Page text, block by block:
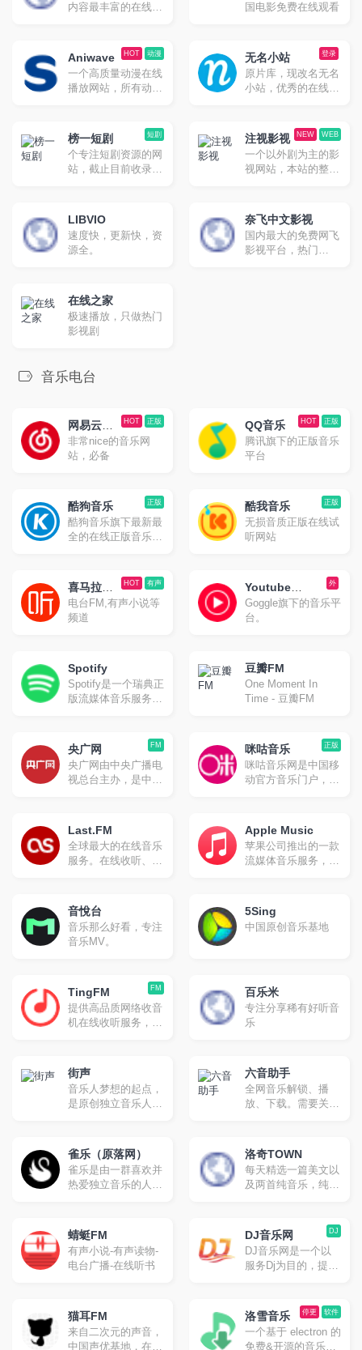
内容最丰富的在线追
国电影免费在线观看
动漫
HOT
Aniwave
一个高质量动漫在线
播放网站，所有动漫
友。
登录
无名小站
原片库，现改名无名
小站，优秀的在线播
btnull.org ，btnull.to
。中国大陆：
btnull.nu，
btnull.in。邮箱：
短剧
榜一短剧
个专注短剧资源的网
站，截止目前收录了
剧、快手短剧以及其
他平台的自制短剧，
这里基本都有收录。
WEB
NEW
注视影视
一个以外剧为主的影
视网站，本站的整体
LIBVIO
速度快，更新快，资
源全。
奈飞中文影视
国内最大的免费网飞
影视平台，热门
在线之家
极速播放，只做热门
影视剧
音乐电台
正版
HOT
网易云音
乐
非常nice的音乐网
站，必备
正版
HOT
QQ音乐
腾讯旗下的正版音乐
平台
正版
酷狗音乐
酷狗音乐旗下最新最
全的在线正版音乐网
正版
酷我音乐
无损音质正版在线试
听网站
有声
HOT
喜马拉雅
FM
电台FM,有声小说等
频道
外
Youtube
Music
Goggle旗下的音乐平
台。
Spotify
Spotify是一个瑞典正
版流媒体音乐服务平
10月在瑞典首都斯德
哥尔摩正式上线。
Spotify提供免费和付
费两种服务，除音乐
豆瓣FM
One Moment In
Time - 豆瓣FM
FM
央广网
央广网由中央广播电
视总台主办，是中央
名，以音频收听为特
色，将打造为新闻门
户，成为优势突出、
特色鲜明的多媒体集
正版
咪咕音乐
咪咕音乐网是中国移
动官方音乐门户，旨
订购、歌曲下载、铃
音管理、音乐电台、
音乐视频等一站式音
乐互动体验。
Last.FM
全球最大的在线音乐
服务。在线收听、进
荐。
Apple Music
苹果公司推出的一款
流媒体音乐服务，于
音悅台
音乐那么好看，专注
音乐MV。
5Sing
中国原创音乐基地
FM
TingFM
提供高品质网络收音
机在线收听服务，无
听广播。网站全面汇
集整理国内外主流电
台流媒体播放地址，
方便广大广播爱好者
百乐米
专注分享稀有好听音
乐
街声
音乐人梦想的起点，
是原创独立音乐人扎
乐产业的权威人士每
天聆听新作，在站内
站外进行推荐，并且
具有准确的排行榜机
与创作者之间更多相
遇的机会。
六音助手
全网音乐解锁、播
放、下载。需要关注
雀乐（原落网）
雀乐是由一群喜欢并
热爱独立音乐的人共
的独立音乐。我们秉
着音乐里独立自主的
精神表达内核，希望
把雀乐建设成为泛华
洛奇TOWN
每天精选一篇美文以
及两首纯音乐，纯音
小清新等
蜻蜓FM
有声小说-有声读物-
电台广播-在线听书
DJ
DJ音乐网
DJ音乐网是一个以
服务Dj为目的，提供
台，我们帮助Dj完成
从创作到作品上传再
到推广营销等一系列
猫耳FM
来自二次元的声音，
中国声优基地，在这
软件
停更
洛雪音乐
一个基于 electron 的
免费&开源的音乐播